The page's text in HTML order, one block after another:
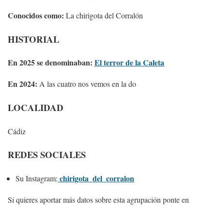
Conocidos como: La chirigota del Corralón
HISTORIAL
En 2025 se denominaban: El terror de la Caleta
En 2024: A las cuatro nos vemos en la do
LOCALIDAD
Cádiz
REDES SOCIALES
Su Instagram: chirigota_del_corralon
Si quieres aportar más datos sobre esta agrupación ponte en